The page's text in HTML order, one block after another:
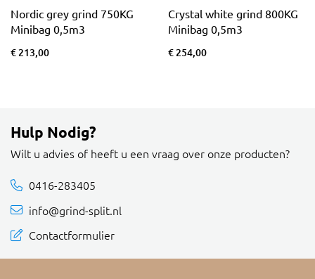
Nordic grey grind 750KG
Minibag 0,5m3
€ 213,00
Crystal white grind 800KG
Minibag 0,5m3
€ 254,00
Hulp Nodig?
Wilt u advies of heeft u een vraag over onze producten?
0416-283405
info@grind-split.nl
Contactformulier